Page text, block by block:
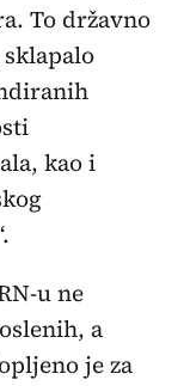
To državno
kao i
u ne
a
je za